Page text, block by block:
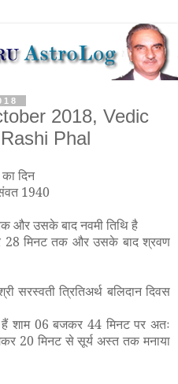
2018, Vedic
Phal
दिन
1940
और उसके बाद नवमी तिथि है
28 मिनट तक और उसके बाद श्रवण
सरस्वती त्रितिअर्थ बलिदान दिवस
शाम 06 बजकर 44 मिनट पर अतः
20 मिनट से सूर्य अस्त तक मनाया